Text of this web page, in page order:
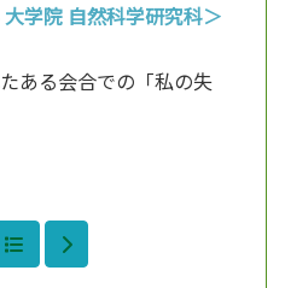
学院 自然科学研究科＞
ある会合での「私の失